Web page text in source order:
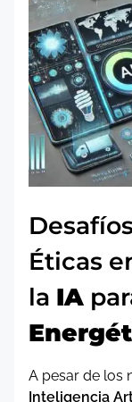
Éticas
la IA
A pesar de los
Inteligencia